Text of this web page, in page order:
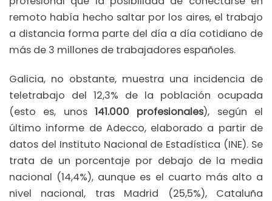
remoto había hecho saltar por los aires, el trabajo
a distancia forma parte del día a día cotidiano de
más de 3 millones de trabajadores españoles.
Galicia, no obstante, muestra una incidencia de
teletrabajo del 12,3% de la población ocupada
(esto es, unos 141.000 profesionales), según el
último informe de Adecco, elaborado a partir de
datos del Instituto Nacional de Estadística (INE). Se
trata de un porcentaje por debajo de la media
nacional (14,4%), aunque es el cuarto más alto a
nivel nacional, tras Madrid (25,5%), Cataluña